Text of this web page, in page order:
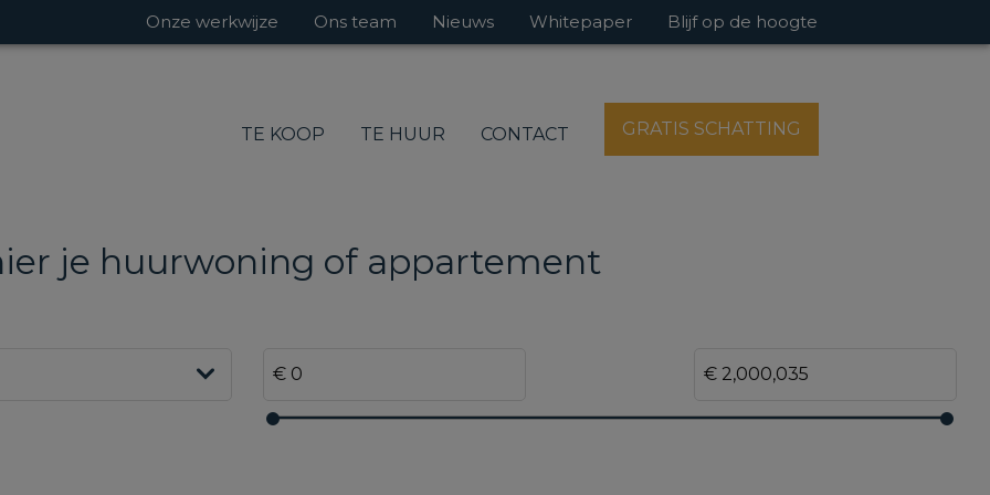
Onze werkwijze Ons team Nieuws Whitepaper Blijf op de hoogte
TE KOOP TE HUUR CONTACT GRATIS SCHATTING
je huurwoning of appartement